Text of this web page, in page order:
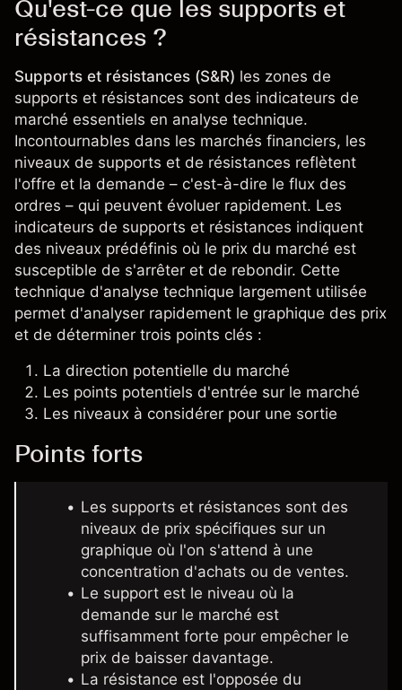
Qu'est-ce que les supports et
résistances ?
Supports et résistances (S&R) les zones de
supports et résistances sont des indicateurs de
marché essentiels en analyse technique.
Incontournables dans les marchés financiers, les
niveaux de supports et de résistances reflètent
l'offre et la demande – c'est-à-dire le flux des
ordres – qui peuvent évoluer rapidement. Les
indicateurs de supports et résistances indiquent
des niveaux prédéfinis où le prix du marché est
susceptible de s'arrêter et de rebondir. Cette
technique d'analyse technique largement utilisée
permet d'analyser rapidement le graphique des prix
et de déterminer trois points clés :
La direction potentielle du marché
Les points potentiels d'entrée sur le marché
Les niveaux à considérer pour une sortie
Points forts
Les supports et résistances sont des
niveaux de prix spécifiques sur un
graphique où l'on s'attend à une
concentration d'achats ou de ventes.
Le support est le niveau où la
demande sur le marché est
suffisamment forte pour empêcher le
prix de baisser davantage.
La résistance est l'opposée du